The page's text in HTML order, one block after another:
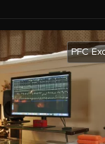
PFC